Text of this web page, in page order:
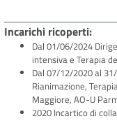
Incarichi ricoperti
Dal 01/06/2024
intensiva e Terapia
Dal 07/12/2020 al
Rianimazione,
Maggiore, AO-U
2020 Incartico di